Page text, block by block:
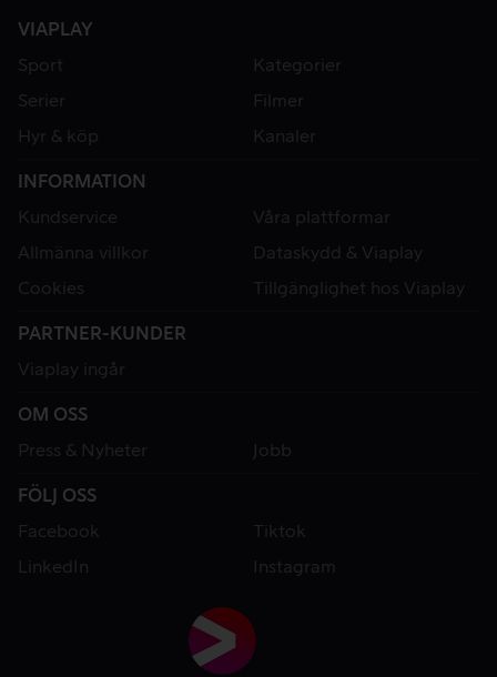
VIAPLAY
Sport
Kategorier
Serier
Filmer
Hyr & köp
Kanaler
INFORMATION
Kundservice
Våra plattformar
Allmänna villkor
Dataskydd & Viaplay
Cookies
Tillgänglighet hos Viaplay
PARTNER-KUNDER
Viaplay ingår
OM OSS
Press & Nyheter
Jobb
FÖLJ OSS
Facebook
Tiktok
LinkedIn
Instagram